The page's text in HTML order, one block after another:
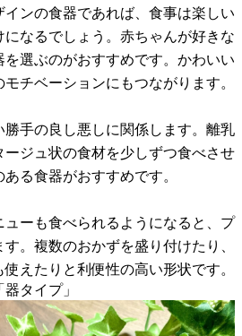
ンの食器であれば、食事は楽しい
になるでしょう。赤ちゃんが好きな
選ぶのがおすすめです。かわいい
チベーションにもつながります。
勝手の良し悪しに関係します。離乳
ジュ状の食材を少しずつ食べさせ
る食器がおすすめです。
ーも食べられるようになると、プ
。複数のおかずを盛り付けたり、
えたりと利便性の高い形状です。
タイプ」